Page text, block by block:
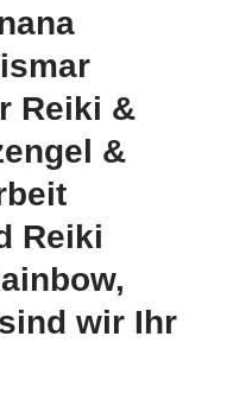
Reiki &
&
Reiki
wir Ihr